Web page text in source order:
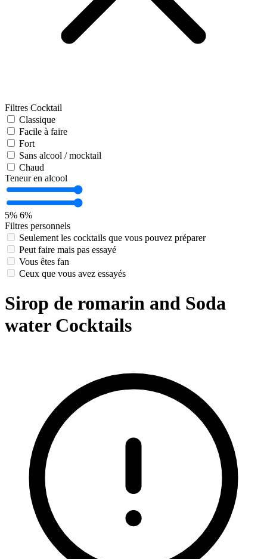
Filtres Cocktail
Classique
Facile à faire
Fort
Sans alcool / mocktail
Chaud
Teneur en alcool
5% 6%
Filtres personnels
Seulement les cocktails que vous pouvez préparer
Peut faire mais pas essayé
Vous êtes fan
Ceux que vous avez essayés
Sirop de romarin and Soda
water Cocktails